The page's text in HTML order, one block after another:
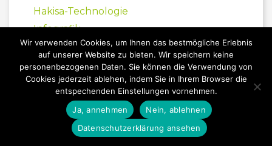
Hakisa-Technologie
Infografik
Innovation
Über uns
Uncategorized
Unsere Events
Neuigkeiten
Wir verwenden Cookies, um Ihnen das bestmögliche Erlebnis
auf unserer Website zu bieten. Wir speichern keine
personenbezogenen Daten. Sie können die Verwendung von
Cookies jederzeit ablehen, indem Sie in Ihrem Browser die
entspechenden Einstellungen vornehmen.
Ja, annehmen
Nein, ablehnen
Datenschutzerklärung ansehen